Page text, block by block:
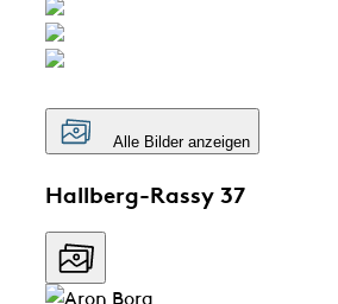
Alle Bilder anzeigen
Hallberg-Rassy 37